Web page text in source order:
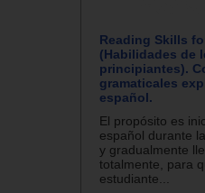
Reading Skills
(Habilidades de
principiantes).
gramaticales
español.
El propósito es
español durante
y gradualmente
totalmente, para
estudiante...